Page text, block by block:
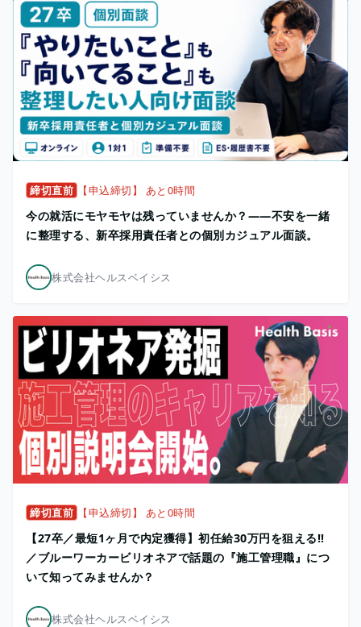
締切直前 【申込締切】 あと0時間
今の就活にモヤモヤは残っていませんか？——不安を一緒
に整理する、新卒採用責任者との個別カジュアル面談。
株式会社ヘルスベイシス
締切直前 【申込締切】 あと0時間
【27卒／最短1ヶ月で内定獲得】初任給30万円を狙える!!
／ブルーワーカービリオネアで話題の『施工管理職』につ
いて知ってみませんか？
株式会社ヘルスベイシス